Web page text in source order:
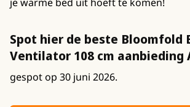
Spot hier de beste Bloomfold
Ventilator 108 cm aanbieding
gespot op 30 juni 2026.